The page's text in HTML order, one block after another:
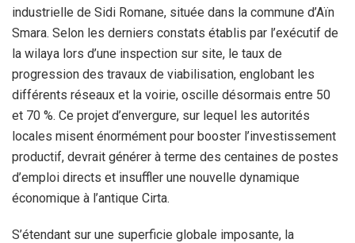
industrielle de Sidi Romane, située dans la commune d’Aïn
Smara. Selon les derniers constats établis par l’exécutif de
la wilaya lors d’une inspection sur site, le taux de
progression des travaux de viabilisation, englobant les
différents réseaux et la voirie, oscille désormais entre 50
et 70 %. Ce projet d’envergure, sur lequel les autorités
locales misent énormément pour booster l’investissement
productif, devrait générer à terme des centaines de postes
d’emploi directs et insuffler une nouvelle dynamique
économique à l’antique Cirta.
S’étendant sur une superficie globale imposante, la